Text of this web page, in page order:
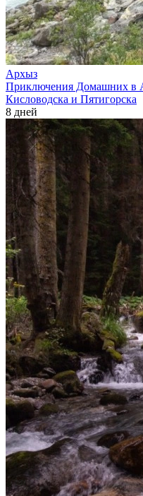
Архыз
Приключения Домашних в
Кисловодска и Пятигорска
8 дней